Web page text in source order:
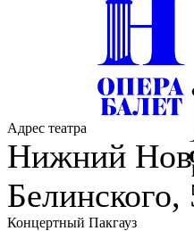
Адрес театра
Нижний
Белинского,
Концертный Пакгауз